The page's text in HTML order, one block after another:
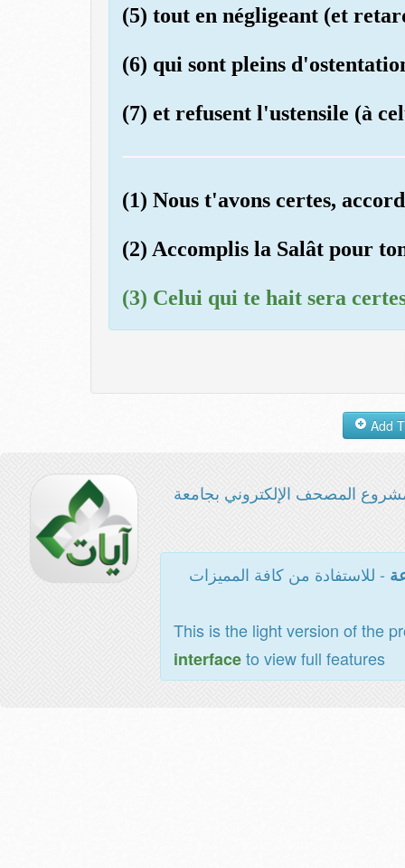
(5) tout en négligeant (et
(6) qui sont pleins
(7) et refusent l'ustensile (à
(1) Nous t'avons certes,
(2) Accomplis la Salât pour
(3) Celui qui te hait sera
المصحف الإلكتروني بجامعة
- للاستفادة من كافة المميزات
This is the light version of the
interfaceto view full features